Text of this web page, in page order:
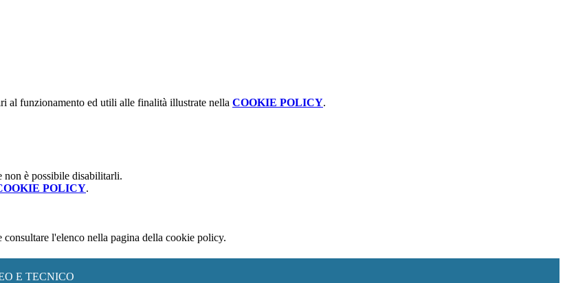
al funzionamento ed utili alle finalità illustrate nella COOKIE POLICY.
non è possibile disabilitarli.
POLICY.
l'elenco nella pagina della cookie policy.
E TECNICO